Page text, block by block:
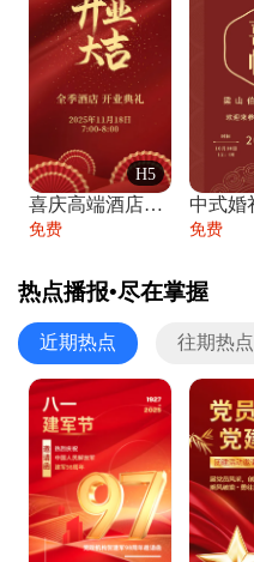
H5
喜庆高端酒店开业大吉邀请函
免费 免费
热点播报•尽在掌握
近期热点 往期热点